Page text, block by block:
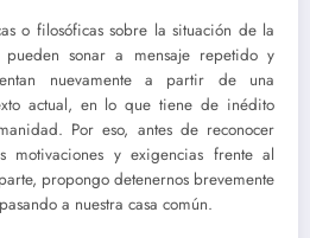
o filosóficas sobre la situación de la
sonar a mensaje repetido y
nuevamente a partir de una
actual, en lo que tiene de inédito
Por eso, antes de reconocer
motivaciones y exigencias frente al
propongo detenernos brevemente
a nuestra casa común.